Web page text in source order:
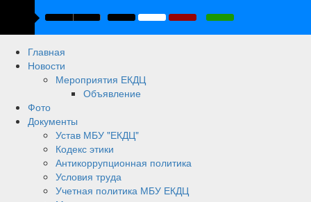
Главная
Новости
Мероприятия ЕКДЦ
Объявление
Фото
Документы
Устав МБУ "ЕКДЦ"
Кодекс этики
Антикоррупционная политика
Условия труда
Учетная политика МБУ ЕКДЦ